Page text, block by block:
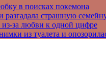
в поисках покемона
страшную
за любви к одной цифре
из туалета и